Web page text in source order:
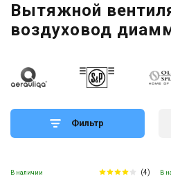
Вытяжной
воздуховод
Фильтр
В наличии (4) В